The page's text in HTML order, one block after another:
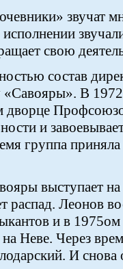
звучат
свою
состав
«Савояры». В
дворце
и
группа
выступает
распад. Леонов
и в
Неве. Через
И